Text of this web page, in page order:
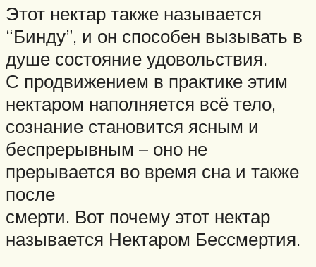
Этот нектар также называется
“Бинду”, и он способен вызывать в
душе состояние удовольствия.
С продвижением в практике этим
нектаром наполняется всё тело,
сознание становится ясным и
беспрерывным – оно не
прерывается во время сна и также
после
смерти. Вот почему этот нектар
называется Нектаром Бессмертия.